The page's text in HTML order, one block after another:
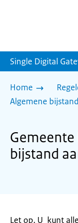
Single Digital
Home
Algemene
bijstand
Let op. U kunt